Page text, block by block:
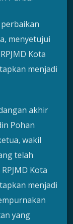
menyetujui
Kota
menjadi
akhir
Pohan
wakil
telah
Kota
menjadi
yang